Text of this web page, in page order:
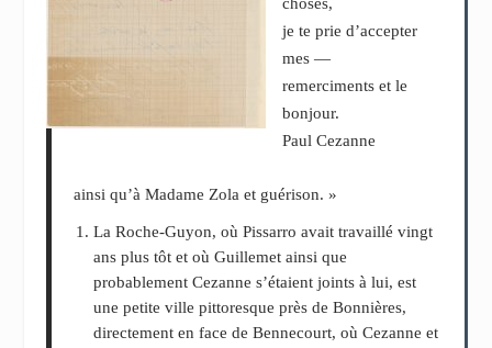
je te prie d’accepter
mes —
remerciments et le
bonjour.
Paul Cezanne
ainsi qu’à Madame Zola et guérison. »
La Roche-Guyon, où Pissarro avait travaillé vingt
ans plus tôt et où Guillemet ainsi que
probablement Cezanne s’étaient joints à lui, est
une petite ville pittoresque près de Bonnières,
directement en face de Bennecourt, où Cezanne et